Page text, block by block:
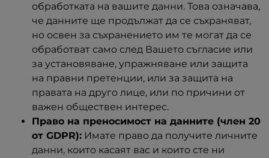
обработката на вашите данни. Това означава,
че данните ще продължат да се съхраняват,
но освен за съхранението им те могат да се
обработват само след Вашето съгласие или
за установяване, упражняване или защита
на правни претенции, или за защита на
правата на друго лице, или по причини от
важен обществен интерес.
Право на преносимост на данните (член 20
от GDPR): Имате право да получите личните
данни, които касаят вас и които сте ни